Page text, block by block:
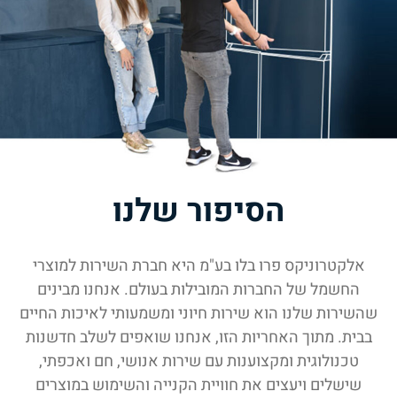
הסיפור שלנו
אלקטרוניקס פרו בלו בע"מ היא חברת השירות למוצרי
החשמל של החברות המובילות בעולם. אנחנו מבינים
שהשירות שלנו הוא שירות חיוני ומשמעותי לאיכות החיים
בבית. מתוך האחריות הזו, אנחנו שואפים לשלב חדשנות
טכנולוגית ומקצוענות עם שירות אנושי, חם ואכפתי,
שישלים ויעצים את חוויית הקנייה והשימוש במוצרים